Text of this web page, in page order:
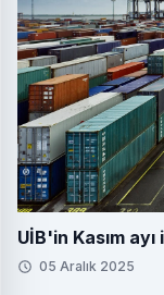
UİB'in Kasım
05 Aralık 2025